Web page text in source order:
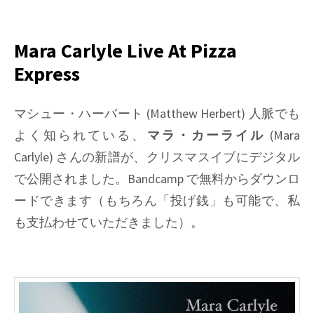
Autographed
Photograph
Series
Eddie
Gaedel)
Mara Carlyle Live At Pizza
Express
マシュー・ハーバート (Matthew Herbert) 人脈でも
よく知られている、 マラ・カーライル (Mara
Carlyle) さんの新譜が、クリスマスイブにデジタル
で公開されました。Bandcamp で無料からダウンロ
ードできます（もちろん「投げ銭」も可能で、私
も支払わせていただきました）。